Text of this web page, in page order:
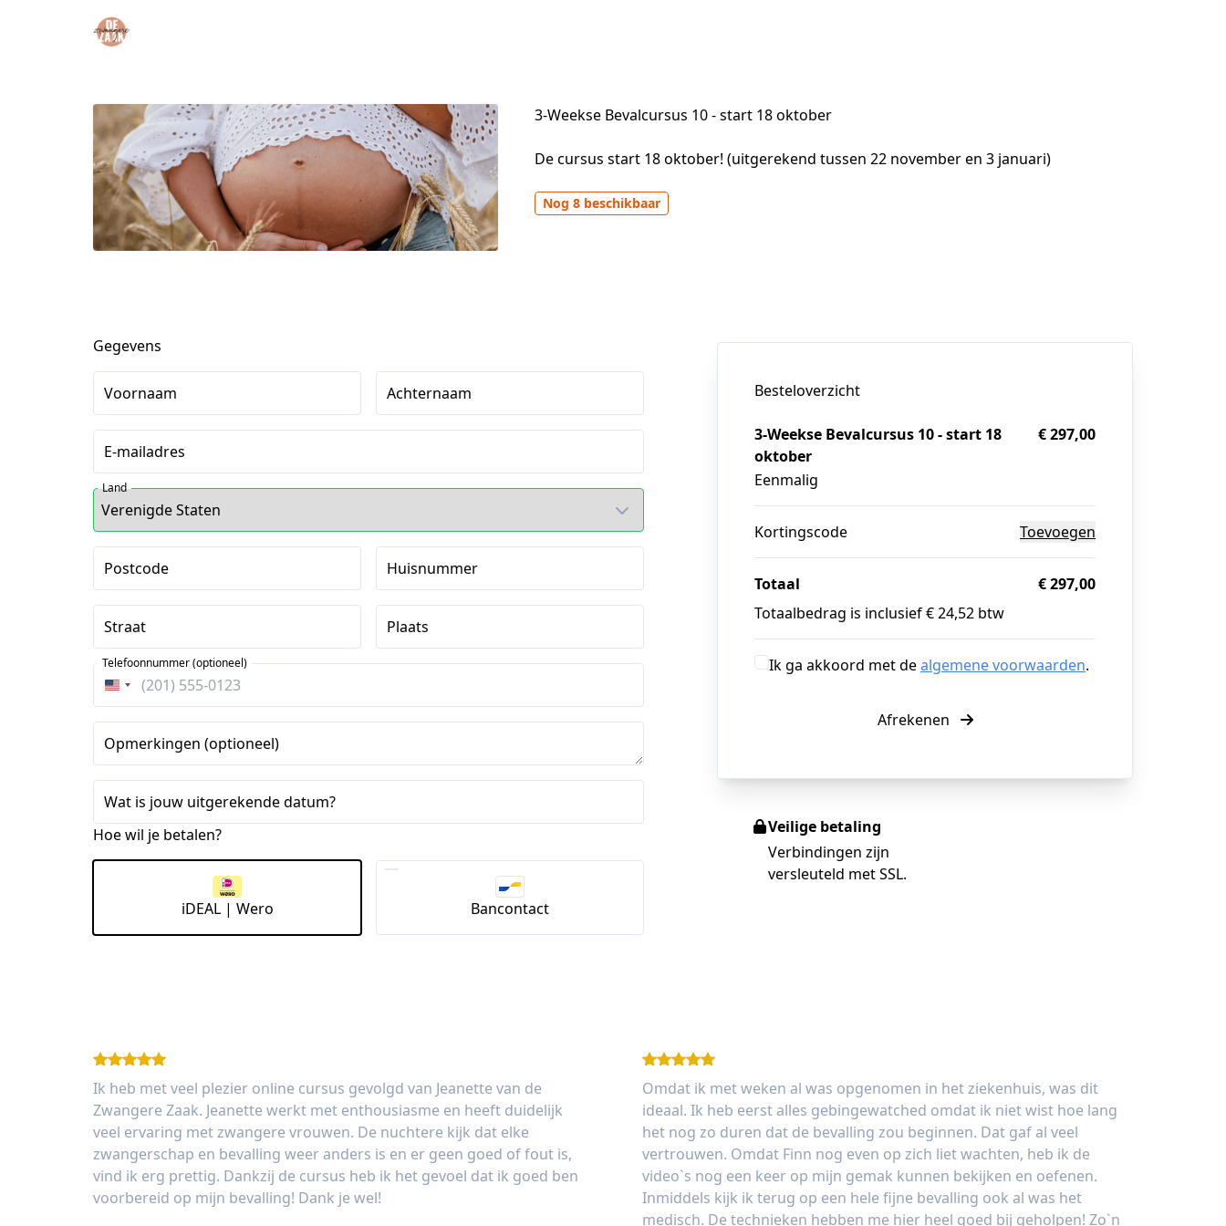
3-Weekse Bevalcursus 10 - start 18 oktober
De cursus start 18 oktober! (uitgerekend tussen 22 november en 3 januari)
Nog 8 beschikbaar
Gegevens
Voornaam Achternaam
E-mailadres
Land
Postcode Huisnummer
Straat Plaats
Verenigde
Staten
+1
Telefoonnummer (optioneel)
Opmerkingen (optioneel)
Wat is jouw uitgerekende datum?
Hoe wil je betalen?
iDEAL | Wero Bancontact
Besteloverzicht
3-Weekse Bevalcursus 10 - start 18
oktober
Eenmalig
€ 297,00
Kortingscode Toevoegen
Totaal
€ 297,00
Totaalbedrag is inclusief € 24,52 btw
Ik ga akkoord met dealgemene voorwaarden.
Afrekenen
Veilige betaling
Verbindingen zijn
versleuteld met SSL.
Ik heb met veel plezier online cursus gevolgd van Jeanette van de
Zwangere Zaak. Jeanette werkt met enthousiasme en heeft duidelijk
veel ervaring met zwangere vrouwen. De nuchtere kijk dat elke
zwangerschap en bevalling weer anders is en er geen goed of fout is,
vind ik erg prettig. Dankzij de cursus heb ik het gevoel dat ik goed ben
voorbereid op mijn bevalling! Dank je wel!
Omdat ik met weken al was opgenomen in het ziekenhuis, was dit
ideaal. Ik heb eerst alles gebingewatched omdat ik niet wist hoe lang
het nog zo duren dat de bevalling zou beginnen. Dat gaf al veel
vertrouwen. Omdat Finn nog even op zich liet wachten, heb ik de
video`s nog een keer op mijn gemak kunnen bekijken en oefenen.
Inmiddels kijk ik terug op een hele fijne bevalling ook al was het
medisch. De technieken hebben me hier heel goed bij geholpen! Zo`n